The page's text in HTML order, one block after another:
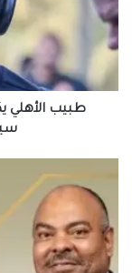
إصابة
مصطفى
شوبير:
سيخضع
لبرنامج
طبيب
الخارجية
ونظيره
التنزاني
يبحثان
تعزيز